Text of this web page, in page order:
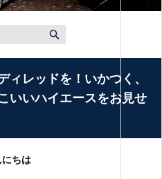
ィレッドを！いかつく、
いいハイエースをお見せ
にちは